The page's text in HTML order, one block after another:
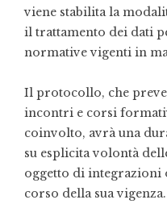
viene stabilita la
il trattamento dei dati
normative vigenti in
Il protocollo, che
incontri e corsi
coinvolto, avrà una
su esplicita volontà
oggetto di integrazioni
corso della sua vigenza.